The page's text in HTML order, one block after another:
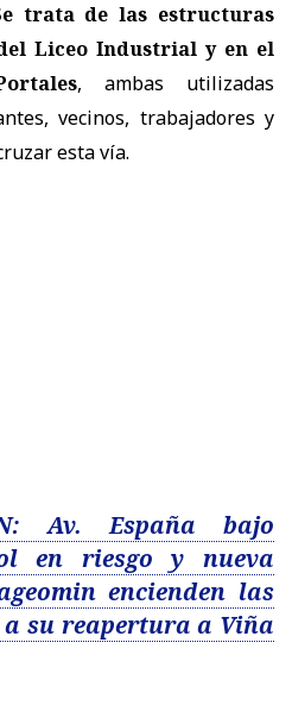
trata de las estructuras
Liceo Industrial y en el
, ambas utilizadas
vecinos, trabajadores y
esta vía.
Av. España bajo
en riesgo y nueva
encienden las
su reapertura a Viña